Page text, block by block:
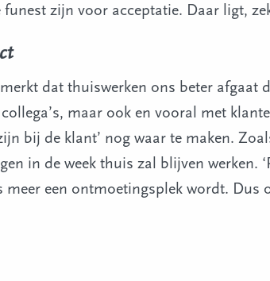
funest zijn voor acceptatie. Daar ligt,
dat thuiswerken ons beter afgaat
maar ook en vooral met
bij de klant’ nog waar te maken.
in de week thuis zal blijven werken.
meer een ontmoetingsplek wordt.